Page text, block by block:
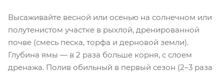
Высаживайте весной или осенью на солнечном или
полутенистом участке в рыхлой, дренированной
почве (смесь песка, торфа и дерновой земли).
Глубина ямы — в 2 раза больше корня, с слоем
дренажа. Полив обильный в первый сезон (2–3 раза